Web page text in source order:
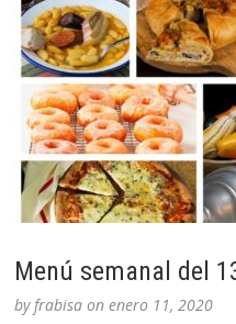
Menú semanal del
byfrabisa onenero 11, 2020